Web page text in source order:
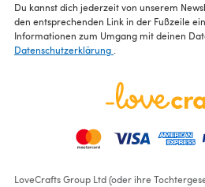
Du kannst dich jederzeit von unserem
den entsprechenden Link in der Fußzeile
Informationen zum Umgang mit deinen
Datenschutzerklärung
LoveCrafts Group Ltd (oder ihre